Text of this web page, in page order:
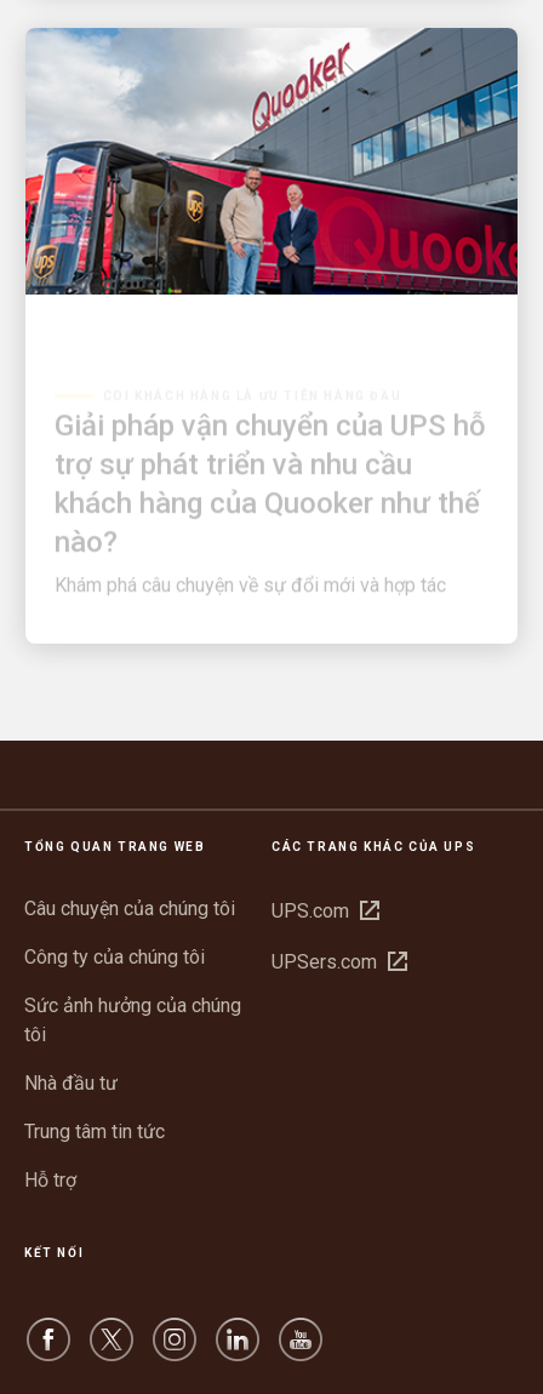
trợ sự phát triển và nhu cầu
khách hàng của Quooker như thế
nào?
Khám phá câu chuyện về sự đổi mới và hợp tác
TỔNG QUAN TRANG WEB
Câu chuyện của chúng tôi
Công ty của chúng tôi
Sức ảnh hưởng của chúng
tôi
Nhà đầu tư
Trung tâm tin tức
Hỗ trợ
CÁC TRANG KHÁC CỦA UPS
UPS.com Mở
cửa
UPSers.com Mở
KẾT NỐI